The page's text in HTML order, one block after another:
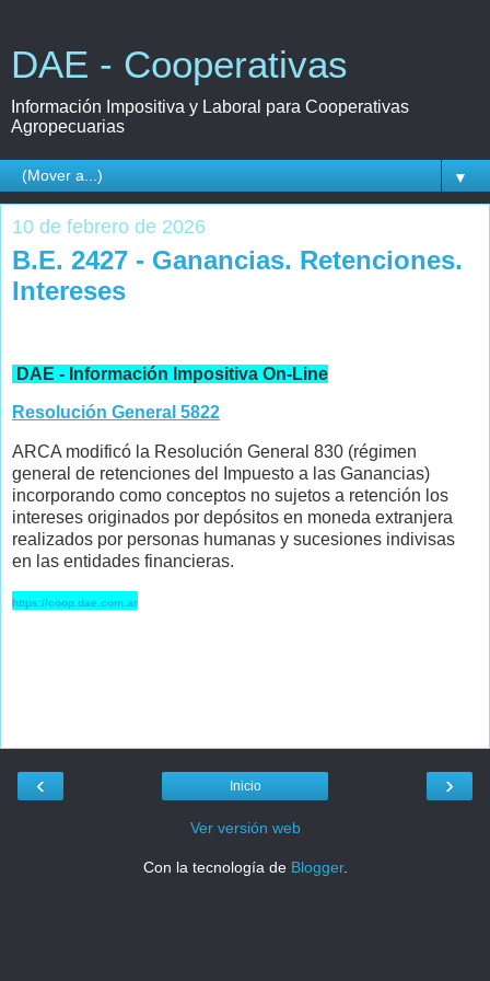
DAE - Cooperativas
Información Impositiva y Laboral para Cooperativas
Agropecuarias
▼
10 de febrero de 2026
B.E. 2427 - Ganancias. Retenciones.
Intereses
DAE - Información Impositiva On-Line
Resolución General 5822
ARCA modificó la Resolución General 830 (régimen
general de retenciones del Impuesto a las Ganancias)
incorporando como conceptos no sujetos a retención los
intereses originados por depósitos en moneda extranjera
realizados por personas humanas y sucesiones indivisas
en las entidades financieras.
https://coop.dae.com.ar
‹ ›
Inicio
Ver versión web
Con la tecnología de Blogger.